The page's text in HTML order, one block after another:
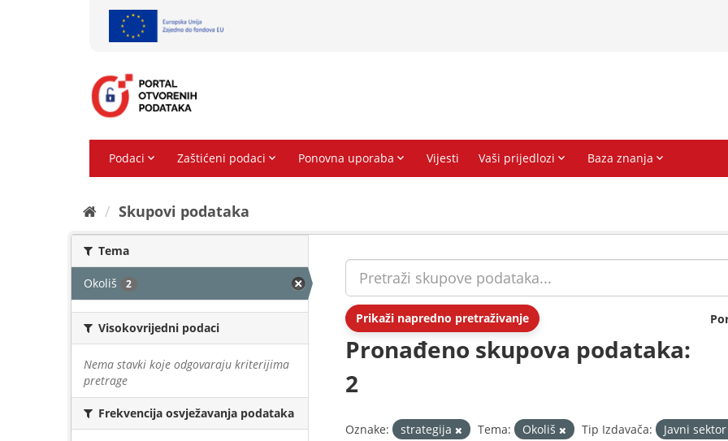
Skupovi podаtаkа
Tema
Okoliš 2
Visokovrijedni podaci
Nema stavki koje odgovaraju kriterijima
pretrage
Frekvencija osvježavanja podataka
Prikaži napredno pretraživanje
Pronađeno skupova podataka:
2
Oznake: strategija Tema: Okoliš Tip Izdavača: Javni sektor